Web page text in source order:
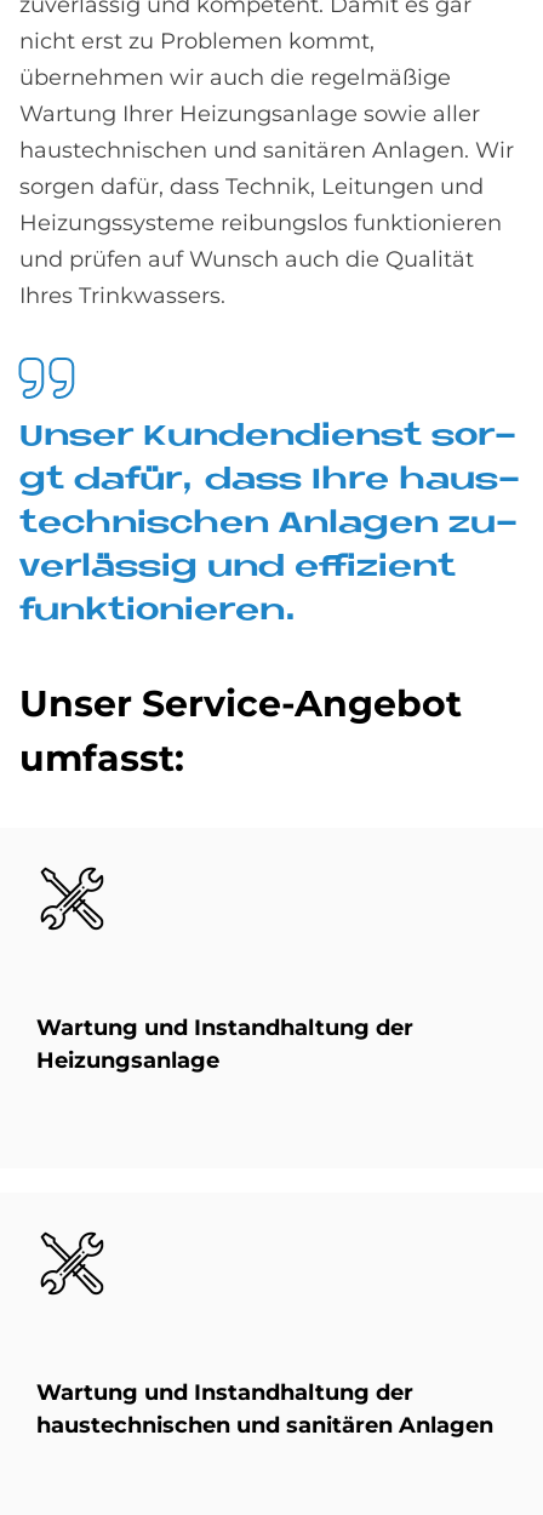
nicht erst zu Problemen kommt,
übernehmen wir auch die regelmäßige
Wartung Ihrer Heizungsanlage sowie aller
haustechnischen und sanitären Anlagen. Wir
sorgen dafür, dass Technik, Leitungen und
Heizungssysteme reibungslos funktionieren
und prüfen auf Wunsch auch die Qualität
Ihres Trinkwassers.
Un­ser Kun­den­dienst sor­
gt da­für, dass Ihre haus­
tech­ni­schen An­la­gen zu­
ver­läs­sig und ef­fi­zi­ent
funk­tio­nie­ren.
Un­ser Ser­vice-An­ge­bot
um­fasst:
Bild
War­tung und Instand­haltung der
Hei­zungs­an­la­ge
Bild
War­tung und Instand­haltung der
haus­tech­ni­schen und sa­ni­tä­ren An­la­gen